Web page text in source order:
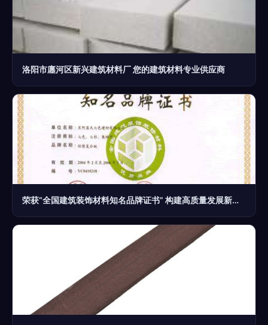
洛阳市廛河区新兴建筑材料厂 您的建筑材料专业供应商
荣获“全国建筑装饰材料知名品牌证书” 构建高质量发展新引擎